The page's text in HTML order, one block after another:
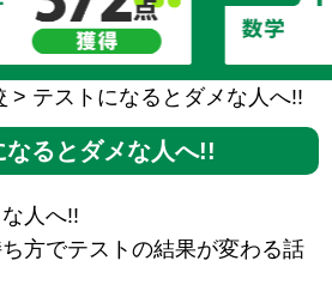
> テストになるとダメな人へ!!
なるとダメな人へ!!
人へ!!
方でテストの結果が変わる話